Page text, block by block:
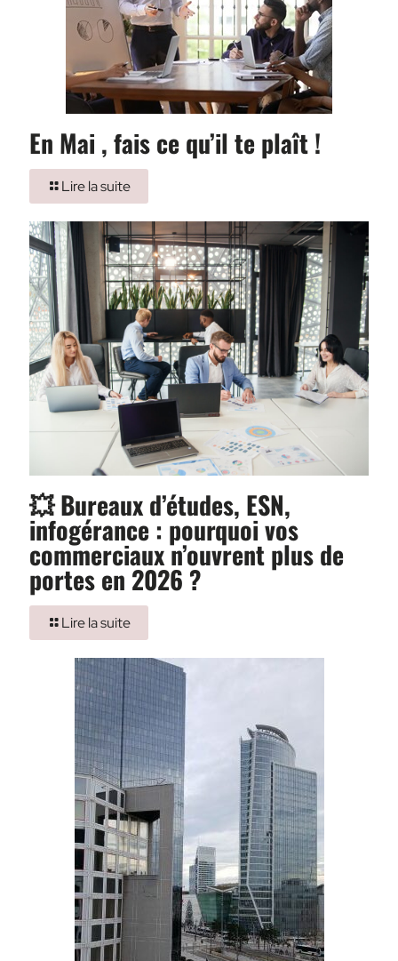
En Mai , fais ce qu’il te plaît !
Lire la suite
💥 Bureaux d’études, ESN,
infogérance : pourquoi vos
commerciaux n’ouvrent plus de
portes en 2026 ?
Lire la suite